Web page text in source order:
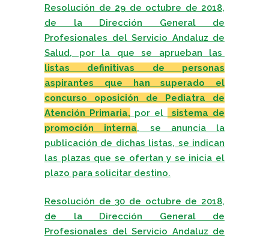
Resolución de 29 de octubre de 2018,
de la Dirección General de
Profesionales del Servicio Andaluz de
Salud, por la que se aprueban las
listas definitivas de personas
aspirantes que han superado el
concurso oposición de Pediatra de
Atención Primaria, por el
sistema de
promoción interna, se anuncia la
publicación de dichas listas, se indican
las plazas que se ofertan y se inicia el
plazo para solicitar destino.
Resolución de 30 de octubre de 2018,
de la Dirección General de
Profesionales del Servicio Andaluz de